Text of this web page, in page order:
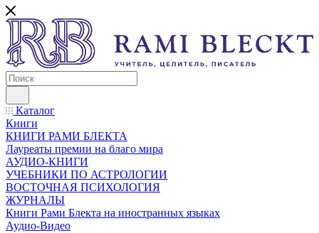
Каталог
Книги
КНИГИ РАМИ БЛЕКТА
Лауреаты премии на благо мира
АУДИО-КНИГИ
УЧЕБНИКИ ПО АСТРОЛОГИИ
ВОСТОЧНАЯ ПСИХОЛОГИЯ
ЖУРНАЛЫ
Книги Рами Блекта на иностранных языках
Аудио-Видео